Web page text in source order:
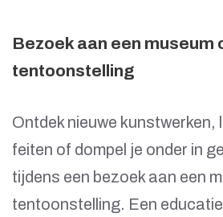
Bezoek aan een museum
tentoonstelling
Ontdek nieuwe kunstwerken,
feiten of dompel je onder in
tijdens een bezoek aan een
tentoonstelling. Een